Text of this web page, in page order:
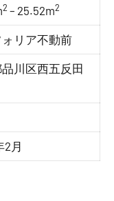
2 – 25.52m2
ォリア不動前
川区西五反田
2月